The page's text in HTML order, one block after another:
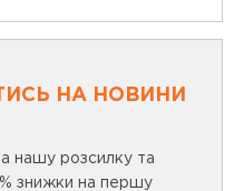
НА НОВИНИ
нашу розсилку та
знижки на першу